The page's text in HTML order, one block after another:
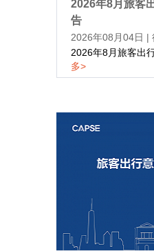
2026年8月旅客
告
2026年08月04日 |
2026年8月旅客出
多>